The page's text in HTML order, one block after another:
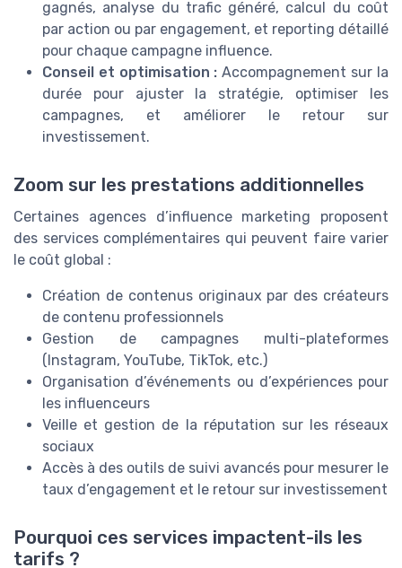
gagnés, analyse du trafic généré, calcul du coût
par action ou par engagement, et reporting détaillé
pour chaque campagne influence.
Conseil et optimisation : Accompagnement sur la
durée pour ajuster la stratégie, optimiser les
campagnes, et améliorer le retour sur
investissement.
Zoom sur les prestations additionnelles
Certaines agences d’influence marketing proposent
des services complémentaires qui peuvent faire varier
le coût global :
Création de contenus originaux par des créateurs
de contenu professionnels
Gestion de campagnes multi-plateformes
(Instagram, YouTube, TikTok, etc.)
Organisation d’événements ou d’expériences pour
les influenceurs
Veille et gestion de la réputation sur les réseaux
sociaux
Accès à des outils de suivi avancés pour mesurer le
taux d’engagement et le retour sur investissement
Pourquoi ces services impactent-ils les
tarifs ?